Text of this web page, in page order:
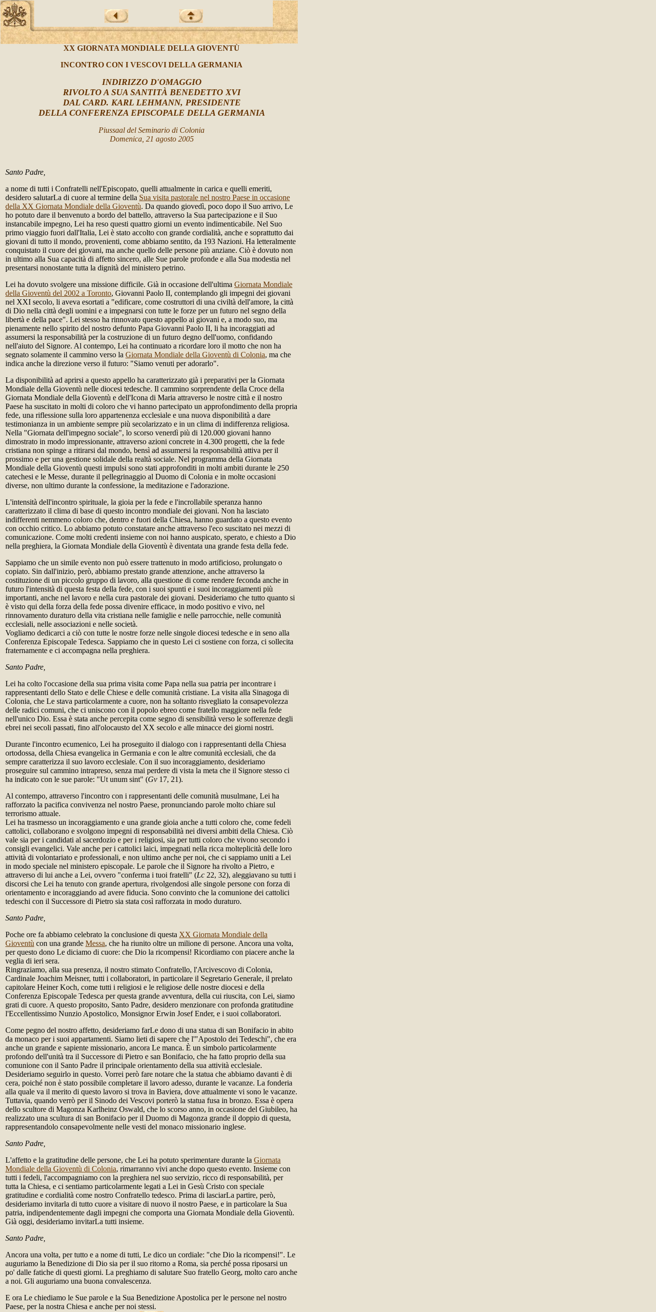
XX GIORNATA MONDIALE DELLA GIOVENTÙ
INCONTRO CON I VESCOVI DELLA GERMANIA
INDIRIZZO D'OMAGGIO
RIVOLTO A SUA SANTITÀ BENEDETTO XVI
DAL CARD. KARL LEHMANN, PRESIDENTE
DELLA CONFERENZA EPISCOPALE DELLA GERMANIA
Piussaal del Seminario di Colonia
Domenica, 21 agosto 2005
Santo Padre,
a nome di tutti i Confratelli nell'Episcopato, quelli attualmente in carica e quelli emeriti,
desidero salutarLa di cuore al termine della Sua visita pastorale nel nostro Paese in occasione
della XX Giornata Mondiale della Gioventù. Da quando giovedì, poco dopo il Suo arrivo, Le
ho potuto dare il benvenuto a bordo del battello, attraverso la Sua partecipazione e il Suo
instancabile impegno, Lei ha reso questi quattro giorni un evento indimenticabile. Nel Suo
primo viaggio fuori dall'Italia, Lei è stato accolto con grande cordialità, anche e soprattutto dai
giovani di tutto il mondo, provenienti, come abbiamo sentito, da 193 Nazioni. Ha letteralmente
conquistato il cuore dei giovani, ma anche quello delle persone più anziane. Ciò è dovuto non
in ultimo alla Sua capacità di affetto sincero, alle Sue parole profonde e alla Sua modestia nel
presentarsi nonostante tutta la dignità del ministero petrino.
Lei ha dovuto svolgere una missione difficile. Già in occasione dell'ultima Giornata Mondiale
della Gioventù del 2002 a Toronto, Giovanni Paolo II, contemplando gli impegni dei giovani
nel XXI secolo, li aveva esortati a "edificare, come costruttori di una civiltà dell'amore, la città
di Dio nella città degli uomini e a impegnarsi con tutte le forze per un futuro nel segno della
libertà e della pace". Lei stesso ha rinnovato questo appello ai giovani e, a modo suo, ma
pienamente nello spirito del nostro defunto Papa Giovanni Paolo II, li ha incoraggiati ad
assumersi la responsabilità per la costruzione di un futuro degno dell'uomo, confidando
nell'aiuto del Signore. Al contempo, Lei ha continuato a ricordare loro il motto che non ha
segnato solamente il cammino verso la Giornata Mondiale della Gioventù di Colonia, ma che
indica anche la direzione verso il futuro: "Siamo venuti per adorarlo".
La disponibilità ad aprirsi a questo appello ha caratterizzato già i preparativi per la Giornata
Mondiale della Gioventù nelle diocesi tedesche. Il cammino sorprendente della Croce della
Giornata Mondiale della Gioventù e dell'Icona di Maria attraverso le nostre città e il nostro
Paese ha suscitato in molti di coloro che vi hanno partecipato un approfondimento della propria
fede, una riflessione sulla loro appartenenza ecclesiale e una nuova disponibilità a dare
testimonianza in un ambiente sempre più secolarizzato e in un clima di indifferenza religiosa.
Nella "Giornata dell'impegno sociale", lo scorso venerdì più di 120.000 giovani hanno
dimostrato in modo impressionante, attraverso azioni concrete in 4.300 progetti, che la fede
cristiana non spinge a ritirarsi dal mondo, bensì ad assumersi la responsabilità attiva per il
prossimo e per una gestione solidale della realtà sociale. Nel programma della Giornata
Mondiale della Gioventù questi impulsi sono stati approfonditi in molti ambiti durante le 250
catechesi e le Messe, durante il pellegrinaggio al Duomo di Colonia e in molte occasioni
diverse, non ultimo durante la confessione, la meditazione e l'adorazione.
L'intensità dell'incontro spirituale, la gioia per la fede e l'incrollabile speranza hanno
caratterizzato il clima di base di questo incontro mondiale dei giovani. Non ha lasciato
indifferenti nemmeno coloro che, dentro e fuori della Chiesa, hanno guardato a questo evento
con occhio critico. Lo abbiamo potuto constatare anche attraverso l'eco suscitato nei mezzi di
comunicazione. Come molti credenti insieme con noi hanno auspicato, sperato, e chiesto a Dio
nella preghiera, la Giornata Mondiale della Gioventù è diventata una grande festa della fede.
Sappiamo che un simile evento non può essere trattenuto in modo artificioso, prolungato o
copiato. Sin dall'inizio, però, abbiamo prestato grande attenzione, anche attraverso la
costituzione di un piccolo gruppo di lavoro, alla questione di come rendere feconda anche in
futuro l'intensità di questa festa della fede, con i suoi spunti e i suoi incoraggiamenti più
importanti, anche nel lavoro e nella cura pastorale dei giovani. Desideriamo che tutto quanto si
è visto qui della forza della fede possa divenire efficace, in modo positivo e vivo, nel
rinnovamento duraturo della vita cristiana nelle famiglie e nelle parrocchie, nelle comunità
ecclesiali, nelle associazioni e nelle società.
Vogliamo dedicarci a ciò con tutte le nostre forze nelle singole diocesi tedesche e in seno alla
Conferenza Episcopale Tedesca. Sappiamo che in questo Lei ci sostiene con forza, ci sollecita
fraternamente e ci accompagna nella preghiera.
Santo Padre,
Lei ha colto l'occasione della sua prima visita come Papa nella sua patria per incontrare i
rappresentanti dello Stato e delle Chiese e delle comunità cristiane. La visita alla Sinagoga di
Colonia, che Le stava particolarmente a cuore, non ha soltanto risvegliato la consapevolezza
delle radici comuni, che ci uniscono con il popolo ebreo come fratello maggiore nella fede
nell'unico Dio. Essa è stata anche percepita come segno di sensibilità verso le sofferenze degli
ebrei nei secoli passati, fino all'olocausto del XX secolo e alle minacce dei giorni nostri.
Durante l'incontro ecumenico, Lei ha proseguito il dialogo con i rappresentanti della Chiesa
ortodossa, della Chiesa evangelica in Germania e con le altre comunità ecclesiali, che da
sempre caratterizza il suo lavoro ecclesiale. Con il suo incoraggiamento, desideriamo
proseguire sul cammino intrapreso, senza mai perdere di vista la meta che il Signore stesso ci
ha indicato con le sue parole: "Ut unum sint" (Gv 17, 21).
Al contempo, attraverso l'incontro con i rappresentanti delle comunità musulmane, Lei ha
rafforzato la pacifica convivenza nel nostro Paese, pronunciando parole molto chiare sul
terrorismo attuale.
Lei ha trasmesso un incoraggiamento e una grande gioia anche a tutti coloro che, come fedeli
cattolici, collaborano e svolgono impegni di responsabilità nei diversi ambiti della Chiesa. Ciò
vale sia per i candidati al sacerdozio e per i religiosi, sia per tutti coloro che vivono secondo i
consigli evangelici. Vale anche per i cattolici laici, impegnati nella ricca molteplicità delle loro
attività di volontariato e professionali, e non ultimo anche per noi, che ci sappiamo uniti a Lei
in modo speciale nel ministero episcopale. Le parole che il Signore ha rivolto a Pietro, e
attraverso di lui anche a Lei, ovvero "conferma i tuoi fratelli" (Lc 22, 32), aleggiavano su tutti i
discorsi che Lei ha tenuto con grande apertura, rivolgendosi alle singole persone con forza di
orientamento e incoraggiando ad avere fiducia. Sono convinto che la comunione dei cattolici
tedeschi con il Successore di Pietro sia stata così rafforzata in modo duraturo.
Santo Padre,
Poche ore fa abbiamo celebrato la conclusione di questa XX Giornata Mondiale della
Gioventù con una grande Messa, che ha riunito oltre un milione di persone. Ancora una volta,
per questo dono Le diciamo di cuore: che Dio la ricompensi! Ricordiamo con piacere anche la
veglia di ieri sera.
Ringraziamo, alla sua presenza, il nostro stimato Confratello, l'Arcivescovo di Colonia,
Cardinale Joachim Meisner, tutti i collaboratori, in particolare il Segretario Generale, il prelato
capitolare Heiner Koch, come tutti i religiosi e le religiose delle nostre diocesi e della
Conferenza Episcopale Tedesca per questa grande avventura, della cui riuscita, con Lei, siamo
grati di cuore. A questo proposito, Santo Padre, desidero menzionare con profonda gratitudine
l'Eccellentissimo Nunzio Apostolico, Monsignor Erwin Josef Ender, e i suoi collaboratori.
Come pegno del nostro affetto, desideriamo farLe dono di una statua di san Bonifacio in abito
da monaco per i suoi appartamenti. Siamo lieti di sapere che l'"Apostolo dei Tedeschi", che era
anche un grande e sapiente missionario, ancora Le manca. È un simbolo particolarmente
profondo dell'unità tra il Successore di Pietro e san Bonifacio, che ha fatto proprio della sua
comunione con il Santo Padre il principale orientamento della sua attività ecclesiale.
Desideriamo seguirlo in questo. Vorrei però fare notare che la statua che abbiamo davanti è di
cera, poiché non è stato possibile completare il lavoro adesso, durante le vacanze. La fonderia
alla quale va il merito di questo lavoro si trova in Baviera, dove attualmente vi sono le vacanze.
Tuttavia, quando verrò per il Sinodo dei Vescovi porterò la statua fusa in bronzo. Essa è opera
dello scultore di Magonza Karlheinz Oswald, che lo scorso anno, in occasione del Giubileo, ha
realizzato una scultura di san Bonifacio per il Duomo di Magonza grande il doppio di questa,
rappresentandolo consapevolmente nelle vesti del monaco missionario inglese.
Santo Padre,
L'affetto e la gratitudine delle persone, che Lei ha potuto sperimentare durante la Giornata
Mondiale della Gioventù di Colonia, rimarranno vivi anche dopo questo evento. Insieme con
tutti i fedeli, l'accompagniamo con la preghiera nel suo servizio, ricco di responsabilità, per
tutta la Chiesa, e ci sentiamo particolarmente legati a Lei in Gesù Cristo con speciale
gratitudine e cordialità come nostro Confratello tedesco. Prima di lasciarLa partire, però,
desideriamo invitarla di tutto cuore a visitare di nuovo il nostro Paese, e in particolare la Sua
patria, indipendentemente dagli impegni che comporta una Giornata Mondiale della Gioventù.
Già oggi, desideriamo invitarLa tutti insieme.
Santo Padre,
Ancora una volta, per tutto e a nome di tutti, Le dico un cordiale: "che Dio la ricompensi!". Le
auguriamo la Benedizione di Dio sia per il suo ritorno a Roma, sia perché possa riposarsi un
po' dalle fatiche di questi giorni. La preghiamo di salutare Suo fratello Georg, molto caro anche
a noi. Gli auguriamo una buona convalescenza.
E ora Le chiediamo le Sue parole e la Sua Benedizione Apostolica per le persone nel nostro
Paese, per la nostra Chiesa e anche per noi stessi.